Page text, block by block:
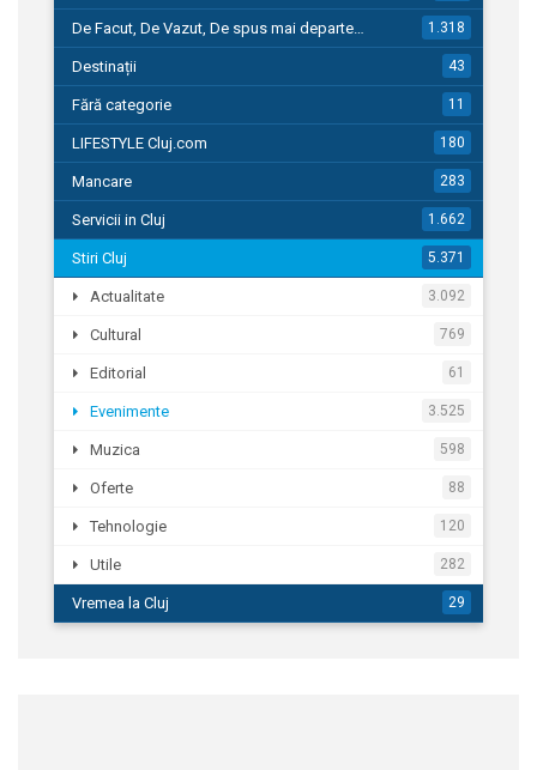
De Facut, De Vazut, De spus mai departe… 1.318
Destinații 43
Fără categorie 11
LIFESTYLE Cluj.com 180
Mancare 283
Servicii in Cluj 1.662
Stiri Cluj 5.371
Actualitate 3.092
Cultural 769
Editorial 61
Evenimente 3.525
Muzica 598
Oferte 88
Tehnologie 120
Utile 282
Vremea la Cluj 29